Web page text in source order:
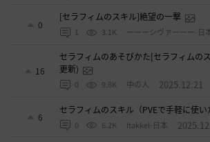
0
[セラフィムのスキル]絶望の一撃
1 3.1K ーーーシヴァーーー-日
16
セラフィムのあそびかた[セラフィムの
更新)
0 9.8K 中の人 2025.12.21
6
セラフィムのスキル（PVEで手軽に使い
0 6.2K ItakkeI-日本